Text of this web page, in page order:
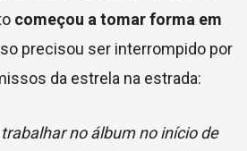
começou a tomar forma em
precisou ser interrompido por
da estrela na estrada:
no álbum no início de